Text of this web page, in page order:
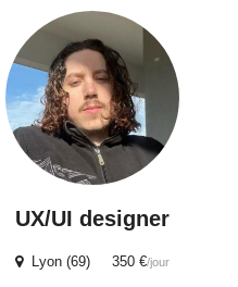
UX/UI designer
Lyon (69) 350 €/jour